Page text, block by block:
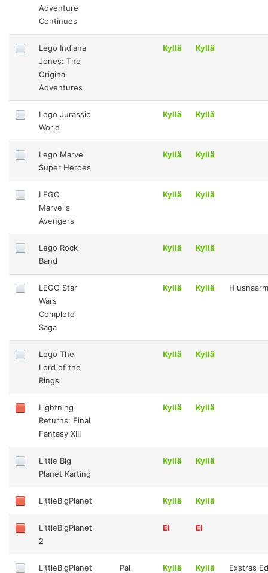
Adventure
Continues
Lego Indiana
Jones: The
Original
Adventures
Kyllä Kyllä
Lego Jurassic
World
Kyllä Kyllä
Lego Marvel
Super Heroes
Kyllä Kyllä
LEGO
Marvel's
Avengers
Kyllä Kyllä
Lego Rock
Band
Kyllä Kyllä
LEGO Star
Wars
Complete
Saga
Kyllä Kyllä
Lego The
Lord of the
Rings
Kyllä Kyllä
Lightning
Returns: Final
Fantasy XIII
Kyllä Kyllä
Little Big
Planet Karting
Kyllä Kyllä
LittleBigPlanet Kyllä Kyllä
LittleBigPlanet
2
Ei Ei
LittleBigPlanet
Pal Kyllä Kyllä Exstras